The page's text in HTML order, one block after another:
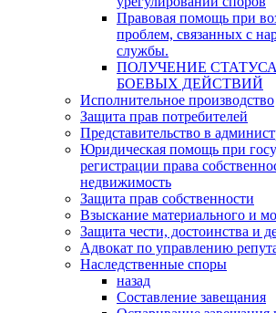
Правовая помощь при
проблем, связанных с
службы.
ПОЛУЧЕНИЕ
БОЕВЫХ ДЕЙСТВИЙ
Исполнительное производство
Защита прав потребителей
Представительство в
Юридическая помощь при
регистрации права
недвижимость
Защита прав собственности
Взыскание материального и
Защита чести, достоинства и
Адвокат по управлению
Наследственные споры
назад
Составление завещания